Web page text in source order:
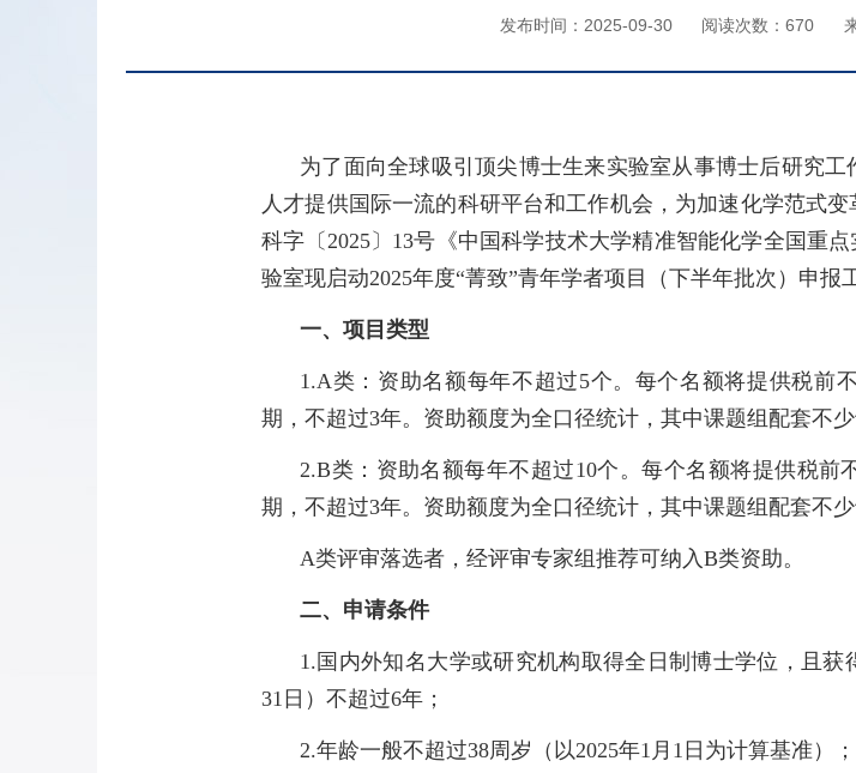
发布时间：2025-09-30 阅读次数： 670
为了面向全球吸引顶尖博士生来实验室从事博士后研究
人才提供国际一流的科研平台和工作机会，为加速化学范式
科字〔2025〕 13号《中国科学技术大学精准智能化学全国重
验室现启动2025年度“菁致”青年学者项目（下半年批次）申报
一、项目类型
1.A类：资助名额每年不超过5个。每个名额将提供税前
期，不超过3年。资助额度为全口径统计，其中课题组配套不
2.B类：资助名额每年不超过10个。每个名额将提供税前
期，不超过3年。资助额度为全口径统计，其中课题组配套不
A类评审落选者，经评审专家组推荐可纳入B类资助。
二、申请条件
1.国内外知名大学或研究机构取得全日制博士学位，且
31 日）不超过6年；
2.年龄一般不超过38周岁（以2025年1 月 1 日为计算基准）；